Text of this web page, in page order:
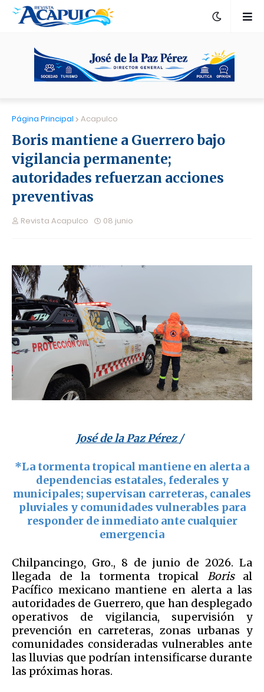
Página Principal Acapulco
Boris mantiene a Guerrero bajo
vigilancia permanente;
autoridades refuerzan acciones
preventivas
Revista Acapulco 08 junio
José de la Paz Pérez/
*La tormenta tropical mantiene en alerta a
dependencias estatales, federales y
municipales; supervisan carreteras, canales
pluviales y comunidades vulnerables para
responder de inmediato ante cualquier
emergencia
Chilpancingo, Gro., 8 de junio de 2026. La
llegada de la tormenta tropical Boris al
Pacífico mexicano mantiene en alerta a las
autoridades de Guerrero, que han desplegado
operativos de vigilancia, supervisión y
prevención en carreteras, zonas urbanas y
comunidades consideradas vulnerables ante
las lluvias que podrían intensificarse durante
las próximas horas.